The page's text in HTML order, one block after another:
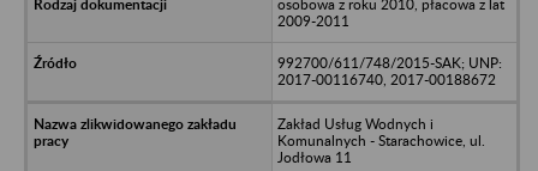
osobowa z roku 2010, płacowa z lat
2009-2011
992700/611/748/2015-SAK; UNP:
2017-00116740, 2017-00188672
Zakład Usług Wodnych i
Komunalnych - Starachowice, ul.
Jodłowa 11